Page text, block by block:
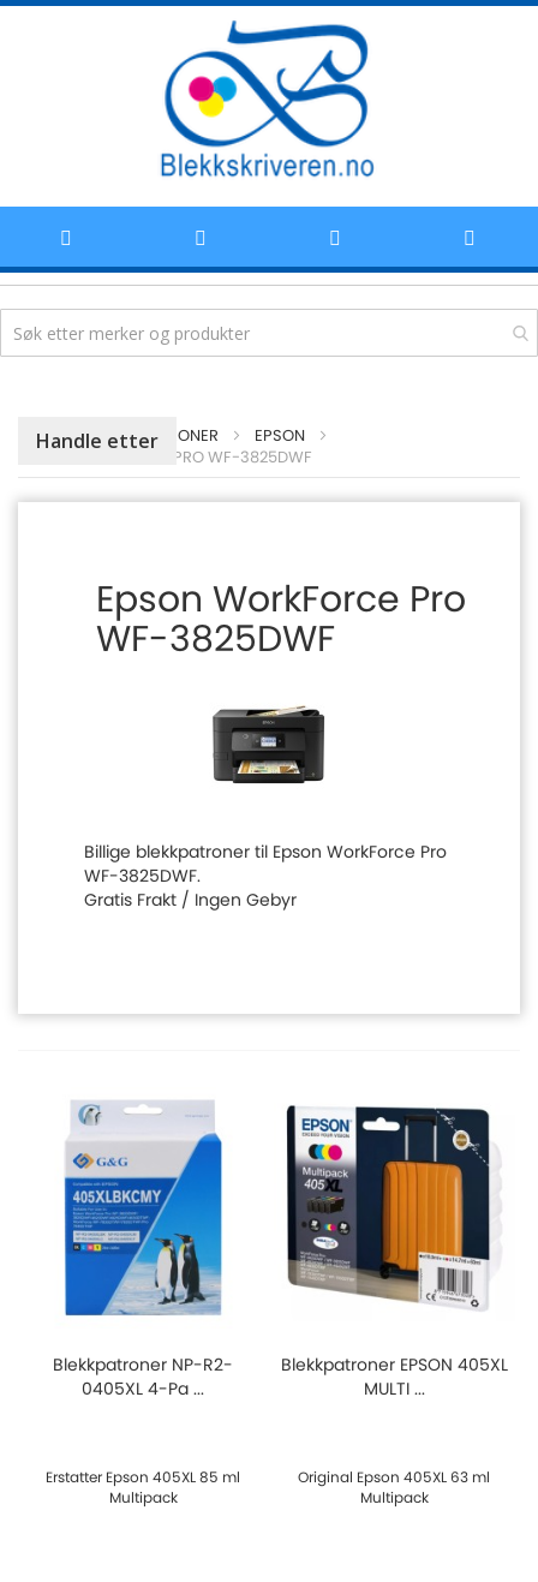
innhold
HJEM BLEKKPATRONER
EPSON
EPSON WORKFORCE PRO WF-3825DWF
Epson WorkForce Pro
WF-3825DWF
Billige blekkpatroner til Epson WorkForce Pro
WF-3825DWF.
Gratis Frakt / Ingen Gebyr
Blekkpatroner NP-R2-
0405XL 4-Pa ...
Erstatter Epson 405XL 85 ml
Multipack
Blekkpatroner EPSON 405XL
MULTI ...
Original Epson 405XL 63 ml
Multipack
Handle etter